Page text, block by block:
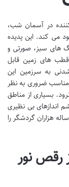
در آسمان شب،
می کند. این پدیده
های سبز، صورتی و
های زمین قابل
به سرزمین این
مناسب ضروری به نظر
بسیاری از مناطق
اندازهای بی نظیری
هزاران گردشگر را
رقص نور